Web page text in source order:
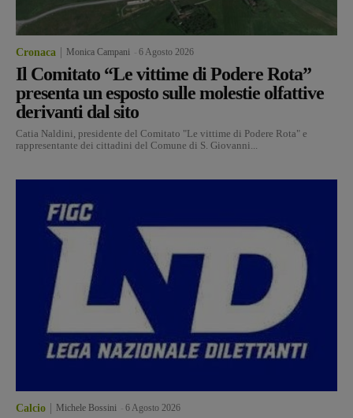
Cronaca Monica Campani 6 Agosto 2026
Il Comitato “Le vittime di Podere Rota”
presenta un esposto sulle molestie olfattive
derivanti dal sito
Catia Naldini, presidente del Comitato "Le vittime di Podere Rota" e
rappresentante dei cittadini del Comune di S. Giovanni...
Calcio Michele Bossini 6 Agosto 2026